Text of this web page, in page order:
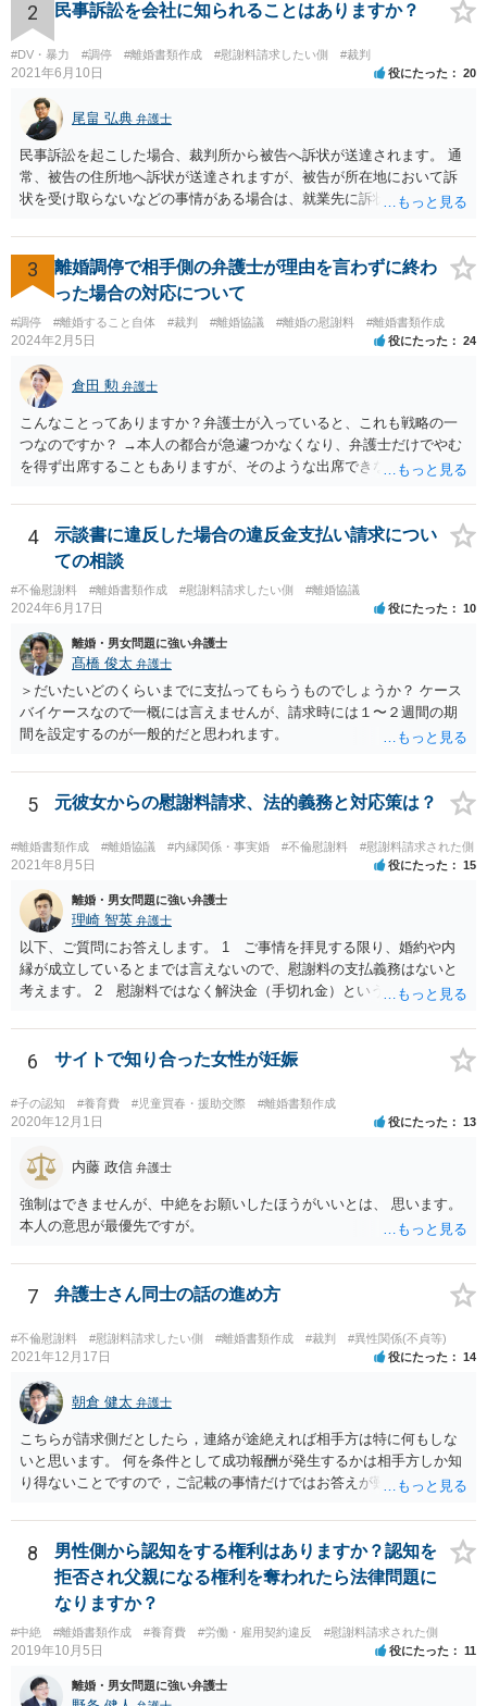
2 民事訴訟を会社に知られることはありますか？
#DV・暴力 #調停 #離婚書類作成 #慰謝料請求したい側 #裁判
2021年6月10日 役にたった 20
尾畠 弘典 弁護士
民事訴訟を起こした場合、裁判所から被告へ訴状が送達されます。 通
常、被告の住所地へ訴状が送達されますが、被告が所在地において訴
状を受け取らないなどの事情がある場合は、就業先に訴状が送達され
題となっているケースや、目撃者として就業先の従業員がおり、目撃
者に証言してもらうことが必要になるケースなどでは、裁判の追行
上、就業先に協力を仰がなければならない場合や、就業先の従業員に
協力を仰がなければならない場合があります。 また、仮に訴訟におい
ていくらかの賠償が認められたとして、被告がこれを任意に支払わな
い場合は、強制執行を申し立てることで債権の回収を図ることができ
ます。 例えば、被告の給料を差し押さえる場合には、裁判所から被告
の就業先に文書が送付されますので、訴訟が起こったことを事後的に
就業先が覚知することになります。 警察への被害届の提出というの
は、必須ではありません。 ただ、当然ながら強制わいせつを行ったこ
との証拠がなければ、民事訴訟で勝訴することはできません。
3
離婚調停で相手側の弁護士が理由を言わずに終わ
った場合の対応について
#調停 #離婚すること自体 #裁判 #離婚協議 #離婚の慰謝料 #離婚書類作成
2024年2月5日 役にたった 24
倉田 勲 弁護士
こんなことってありますか？弁護士が入っていると、これも戦略の一
つなのですか？ →本人の都合が急遽つかなくなり、弁護士だけでやむ
を得ず出席することもありますが、そのような出席できない理由がな
えて弁護士だけで出席する戦略は聞いたことはありません。
4
示談書に違反した場合の違反金支払い請求につい
ての相談
#不倫慰謝料 #離婚書類作成 #慰謝料請求したい側 #離婚協議
2024年6月17日 役にたった 10
離婚・男女問題に強い弁護士
髙橋 俊太 弁護士
＞だいたいどのくらいまでに支払ってもらうものでしょうか？ ケース
バイケースなので一概には言えませんが、請求時には１〜２週間の期
間を設定するのが一般的だと思われます。
5 元彼女からの慰謝料請求、法的義務と対応策は？
#離婚書類作成 #離婚協議 #内縁関係・事実婚 #不倫慰謝料 #慰謝料請求された側
2021年8月5日 役にたった 15
離婚・男女問題に強い弁護士
理崎 智英 弁護士
以下、ご質問にお答えします。 1 ご事情を拝見する限り、婚約や内
縁が成立しているとまでは言えないので、慰謝料の支払義務はないと
考えます。 2 慰謝料ではなく解決金（手切れ金）という名目で数十
うに合意書を取り交わす必要はあると思います。 4 合意書を取り交
わし、その中で精算条項（一切の債権債務のないことを確認する）を
6 サイトで知り合った女性が妊娠
#子の認知 #養育費 #児童買春・援助交際 #離婚書類作成
2020年12月1日 役にたった 13
内藤 政信 弁護士
強制はできませんが、中絶をお願いしたほうがいいとは、 思います。
本人の意思が最優先ですが。
7 弁護士さん同士の話の進め方
#不倫慰謝料 #慰謝料請求したい側 #離婚書類作成 #裁判 #異性関係(不貞等)
2021年12月17日 役にたった 14
朝倉 健太 弁護士
こちらが請求側だとしたら，連絡が途絶えれば相手方は特に何もしな
いと思います。 何を条件として成功報酬が発生するかは相手方しか知
り得ないことですので，ご記載の事情だけではお答えが難しいです。
せずに続いていることも，いずれもあり得ると思います。個々の弁護
士の考え方によります。
8
男性側から認知をする権利はありますか？認知を
拒否され父親になる権利を奪われたら法律問題に
なりますか？
#中絶 #離婚書類作成 #養育費 #労働・雇用契約違反 #慰謝料請求された側
2019年10月5日 役にたった 11
離婚・男女問題に強い弁護士